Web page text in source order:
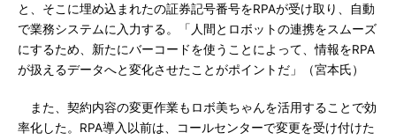
と、そこに埋め込まれたの証券記号番号をRPAが受け取り、自動
で業務システムに入力する。「人間とロボットの連携をスムーズ
にするため、新たにバーコードを使うことによって、情報をRPA
が扱えるデータへと変化させたことがポイントだ」（宮本氏）
また、契約内容の変更作業もロボ美ちゃんを活用することで効
率化した。RPA導入以前は、コールセンターで変更を受け付けた